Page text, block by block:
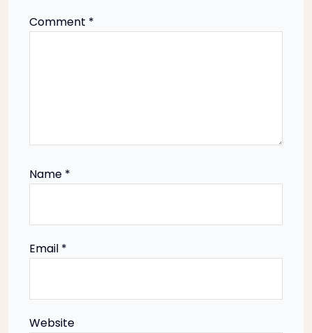
Comment *
Name *
Email *
Website